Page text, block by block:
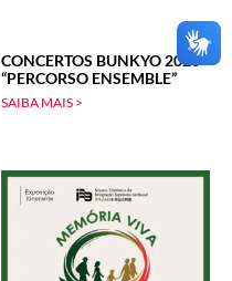
CONCERTOS BUNKYO 2026
“PERCORSO ENSEMBLE”
SAIBA MAIS >